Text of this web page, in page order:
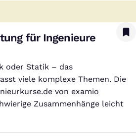
für Ingenieure
oder Statik – das
viele komplexe Themen. Die
von examio
Zusammenhänge leicht